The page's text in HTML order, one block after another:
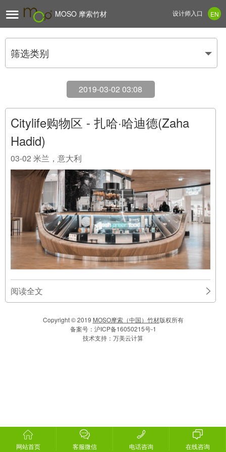
 MOSO 摩索竹材 EN
设计师入口
筛选类别
2019-03-02 03:08
Citylife购物区 - 扎哈·哈迪德(Zaha
Hadid)
03-02 米兰，意大利
阅读全文
网站首页 客服微信 电话咨询 在线咨询
Copyright © 2019 MOSO摩索（中国）竹材版权所有
备案号： 沪ICP备16050215号-1
技术支持： 万美云计算